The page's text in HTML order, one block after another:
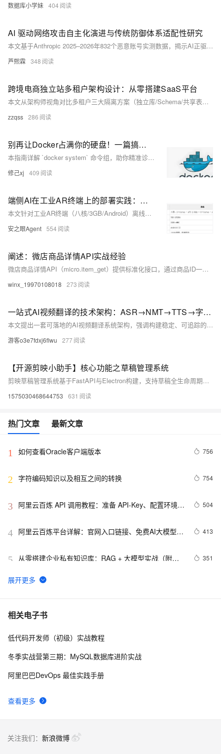
数据库小学妹 404
AI 驱动网络攻击自主化演进与传统防御体系适配性研究
本文基于Anthropic 2025–2026年832个恶意账号实测数据，揭示AI正驱动网络攻击从人工主导迈向全链路自主化：67%攻击者用AI筹备攻击，中高风险者占比由33%升至56%，AI已深度渗透后渗透阶段。研究指出MITRE ATT&CK等传统框架失效、防御体系滞后，并提出覆盖行为监测、框架迭代、权限管控、人员赋能的分层防御方案。（239字）
芦熙霖 348
跨境电商独立站多租户架构设计：从零搭建SaaS平台
本文从架构师视角对比多租户三大隔离方案（独立库/Schema/共享表），结合Taoify跨境电商实践，详解基于Spring Boot + MyBatis Plus的租户上下文传递、SQL自动注入与动态数据源切换实现，并分享阿里云RDS部署最佳实践。（239字）
zzqss 286
别再让Docker占满你的硬盘！一篇搞定docker system所有命令
本指南详解 `docker system` 命令组，助你精准诊断与优雅清理 Docker 占用空间：`df` 查磁盘、`prune` 清资源、`info` 看配置、`events` 监事件。覆盖安全清理策略、自动化脚本与环境最佳实践，告别“磁盘爆满”焦虑。（239字）
修己xj 409
端侧AI在工业AR终端上的部署实践：模型轻量化与MNN推理优化
本文针对工业AR终端（八核/3GB/Android）离线AI部署难题，提出轻量化（知识蒸馏+INT8量化+通道剪枝）与推理优化（MNN引擎、流水线并行、内存复用）方案。实测三模型总大小仅12MB，端到端延迟178ms，内存占用降低70%，续航影响可控，已落地电力巡检与化工安全场景。（239字）
安之眼Agent 554
阐述：微店商品详情API实战经验
微店商品详情API（micro.item_get）提供标准化接口，通过商品ID一键获取标题、价格、库存、图片、SKU、详情页及店铺信息等全量公开数据。支持AppKey+Secret签名鉴权，HTTPS/JSON，稳定易对接，适用于数据采集、多平台同步、价格监控、多店管理等场景。（239字）
winx_19970108018 273
一站式AI视频翻译的技术架构：ASR→NMT→TTS→字幕压制的全链路设计
本文提出一套可落地的AI视频翻译系统架构，强调构建稳定、可追踪的数据管线而非简单串联模型。全链路分为输入、ASR、说话人分离、NMT、TTS、后处理和任务编排7层，以带时间轴/角色/状态的segment为核心数据结构，确保时间轴精准、声音不串、成品直发，专为出海、课程本地化与短剧翻译等场景优化。
游客o3e7fdxj6flwu 277
【开源剪映小助手】核心功能之草稿管理系统
剪映草稿管理系统基于FastAPI与Electron构建，支持草稿全生命周期管理、default2模板迁移、双文件（draft_content.json/draft_info.json）同步及跨平台目录扫描（robocopy/rsync），自动触发剪映/Premiere草稿发现，无需重启，提升创作效率。（239字）
1575030468644753 631
热门文章 最新文章
1 如何查看Oracle客户端版本 756
2 字符编码知识以及相互之间的转换 754
3
阿里云百炼 API 调用教程：准备 API-Key、配置环境变
504
4 阿里云百炼平台详解：官网入口链接、免费AI大模型领
413
5
从零搭建企业私有知识库：RAG + 大模型实战（附完
351
6
0 代码也能一键上线应用！阿里云 Meoo 秒悟，一句话
7 阿里云百炼Token Plan三大档位详解：Credits计费规
8 千问办公 QwenWork 深度解析：基于 Qwen3.8 大模
百万Tokens输入最低1元、输出最低2元
主要模型与能力介绍
相关电子书
查看更多
低代码开发师（初级）实战教程
冬季实战营第三期：MySQL数据库进阶实战
阿里巴巴DevOps 最佳实践手册
关注我们： 新浪微博